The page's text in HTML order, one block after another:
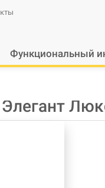
Функциональный